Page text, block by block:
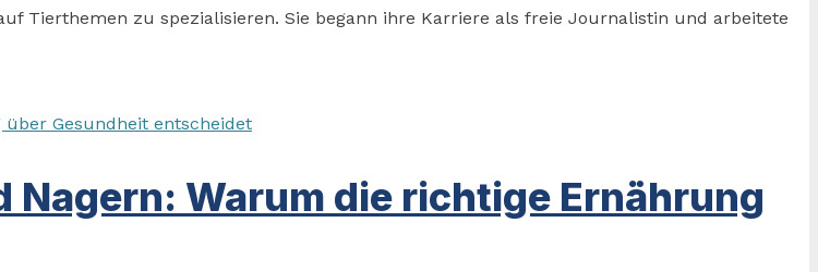
Tierthemen zu spezialisieren. Sie begann ihre Karriere als freie Journalistin und arbeitete
Warum die richtige Ernährung